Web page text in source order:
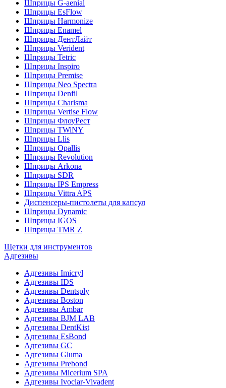
Шприцы G-aenial
Шприцы EsFlow
Шприцы Harmonize
Шприцы Enamel
Шприцы ДентЛайт
Шприцы Verident
Шприцы Tetric
Шприцы Inspiro
Шприцы Premise
Шприцы Neo Spectra
Шприцы Denfil
Шприцы Charisma
Шприцы Vertise Flow
Шприцы ФлоуРест
Шприцы TWiNY
Шприцы Llis
Шприцы Opallis
Шприцы Revolution
Шприцы Arkona
Шприцы SDR
Шприцы IPS Empress
Шприцы Vittra APS
Диспенсеры-пистолеты для капсул
Шприцы Dynamic
Шприцы IGOS
Шприцы TMR Z
Щетки для инструментов
Адгезивы
Адгезивы Imicryl
Адгезивы IDS
Адгезивы Dentsply
Адгезивы Boston
Адгезивы Ambar
Адгезивы BJM LAB
Адгезивы DentKist
Адгезивы EsBond
Адгезивы GC
Адгезивы Gluma
Адгезивы Prebond
Адгезивы Micerium SPA
Адгезивы Ivoclar-Vivadent